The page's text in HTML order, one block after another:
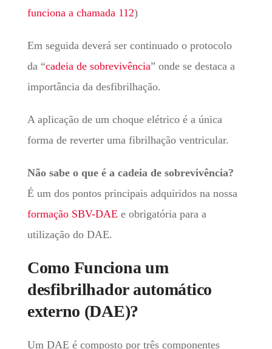
funciona a chamada 112)
Em seguida deverá ser continuado o protocolo
da “cadeia de sobrevivência” onde se destaca a
importância da desfibrilhação.
A aplicação de um choque elétrico é a única
forma de reverter uma fibrilhação ventricular.
Não sabe o que é a cadeia de sobrevivência?
É um dos pontos principais adquiridos na nossa
formação SBV-DAE e obrigatória para a
utilização do DAE.
Como Funciona um
desfibrilhador automático
externo (DAE)?
Um DAE é composto por três componentes